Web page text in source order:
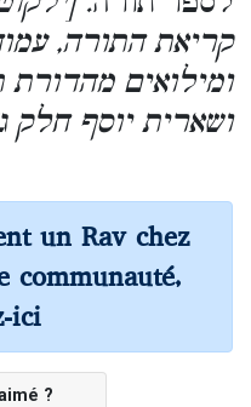
קריאת התורה,
ומילואים
ושארית יוסף חלק
un Rav chez
communauté,
ici
?